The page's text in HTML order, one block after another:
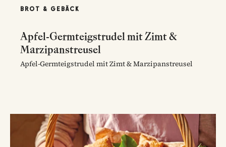
BROT & GEBÄCK
Apfel-Germteigstrudel mit Zimt &
Marzipanstreusel
Apfel-Germteigstrudel mit Zimt & Marzipanstreusel